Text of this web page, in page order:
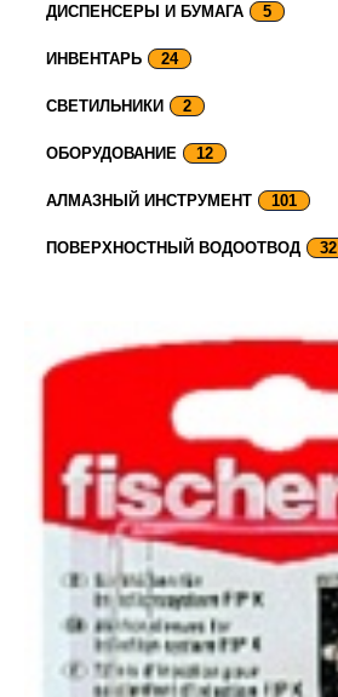
ДИСПЕНСЕРЫ И БУМАГА 5
ИНВЕНТАРЬ 24
СВЕТИЛЬНИКИ 2
ОБОРУДОВАНИЕ 12
АЛМАЗНЫЙ ИНСТРУМЕНТ 101
ПОВЕРХНОСТНЫЙ ВОДООТВОД 32